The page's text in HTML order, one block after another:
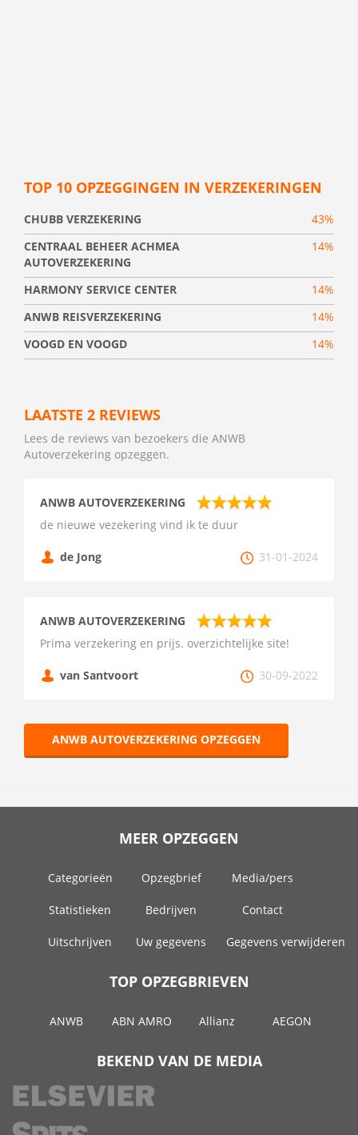
TOP 10 OPZEGGINGEN IN VERZEKERINGEN
CHUBB VERZEKERING
43%
CENTRAAL BEHEER ACHMEA
AUTOVERZEKERING
14%
HARMONY SERVICE CENTER
14%
ANWB REISVERZEKERING
14%
VOOGD EN VOOGD
14%
LAATSTE 2 REVIEWS
Lees de reviews van bezoekers die ANWB
Autoverzekering opzeggen.
ANWB AUTOVERZEKERING
de nieuwe vezekering vind ik te duur
de Jong 31-01-2024
ANWB AUTOVERZEKERING
Prima verzekering en prijs. overzichtelijke site!
van Santvoort 30-09-2022
ANWB AUTOVERZEKERING OPZEGGEN
MEER OPZEGGEN
Categorieën Opzegbrief Media/pers
Statistieken Bedrijven Contact
Uitschrijven Uw gegevens Gegevens verwijderen
TOP OPZEGBRIEVEN
ANWB ABN AMRO Allianz AEGON
BEKEND VAN DE MEDIA